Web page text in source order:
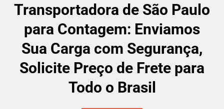
Transportadora de São Paulo
para Contagem: Enviamos
Sua Carga com Segurança,
Solicite Preço de Frete para
Todo o Brasil